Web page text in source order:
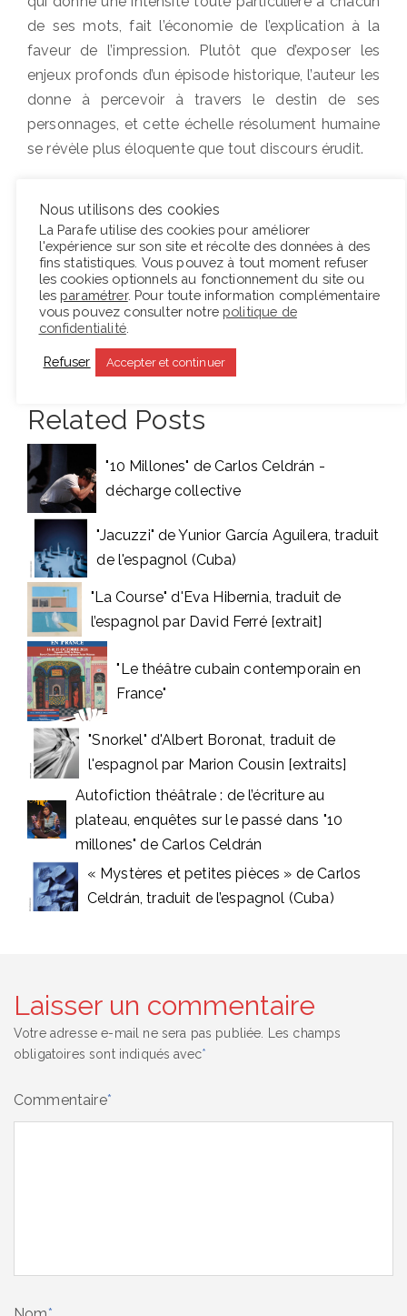
de ses mots, fait l’économie de l’explication à la
faveur de l’impression. Plutôt que d’exposer les
enjeux profonds d’un épisode historique, l’auteur les
donne à percevoir à travers le destin de ses
personnages, et cette échelle résolument humaine
se révèle plus éloquente que tout discours érudit.
Pour en savoir plus sur ce livre, rendez-vous surle
site d’Actualités éditions.
Tags
ACTUALITÉS ÉDITIONS CARLOS CELDRÁN CUBA
DIX MILLIONS
Related Posts
"10 Millones" de Carlos Celdrán -
décharge collective
"Jacuzzi" de Yunior García Aguilera, traduit
de l'espagnol (Cuba)
"La Course" d'Eva Hibernia, traduit de
l’espagnol par David Ferré [extrait]
"Le théâtre cubain contemporain en
France"
"Snorkel" d'Albert Boronat, traduit de
l'espagnol par Marion Cousin [extraits]
Autofiction théâtrale : de l’écriture au
plateau, enquêtes sur le passé dans "10
millones" de Carlos Celdrán
« Mystères et petites pièces » de Carlos
Celdrán, traduit de l’espagnol (Cuba)
Laisser un commentaire
Votre adresse e-mail ne sera pas publiée. Les champs
obligatoires sont indiqués avec*
Commentaire*
Nous utilisons des cookies
La Parafe utilise des cookies pour améliorer
l'expérience sur son site et récolte des données à des
fins statistiques. Vous pouvez à tout moment refuser
les cookies optionnels au fonctionnement du site ou
les paramétrer. Pour toute information complémentaire
vous pouvez consulter notre politique de
confidentialité.
Refuser Accepter et continuer